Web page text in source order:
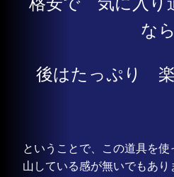
なら
後はたっぷり
ということで、この道具を
山している感が無いでもあ